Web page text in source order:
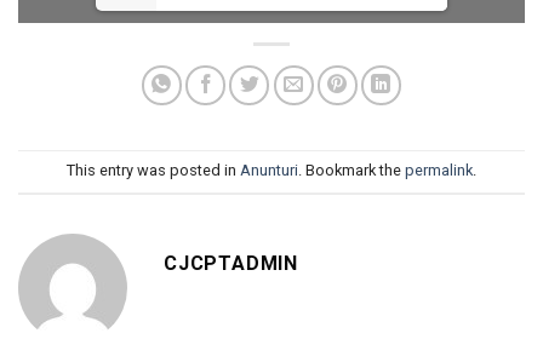
This entry was posted in Anunturi. Bookmark the permalink.
CJCPTADMIN